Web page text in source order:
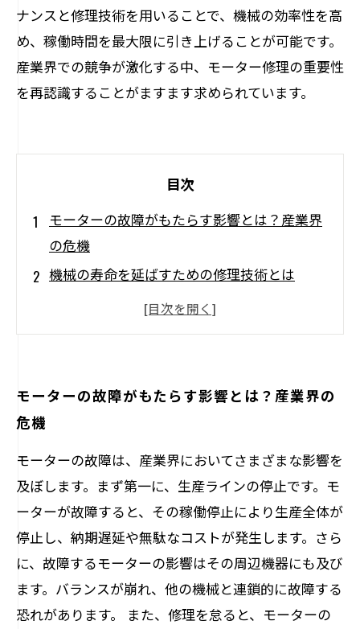
ナンスと修理技術を用いることで、機械の効率性を高
め、稼働時間を最大限に引き上げることが可能です。
産業界での競争が激化する中、モーター修理の重要性
を再認識することがますます求められています。
目次
モーターの故障がもたらす影響とは？産業界
の危機
機械の寿命を延ばすための修理技術とは
モーター修理のプロセス：重要なステップと
注意点
競争激化の中で再認識されるモーター修理の
未来に向けた機械管理：モーター修理の新た
な展望
モーターの故障がもたらす影響とは？産業界の
危機
モーターの故障は、産業界においてさまざまな影響を
及ぼします。まず第一に、生産ラインの停止です。モ
ーターが故障すると、その稼働停止により生産全体が
停止し、納期遅延や無駄なコストが発生します。さら
に、故障するモーターの影響はその周辺機器にも及び
ます。バランスが崩れ、他の機械と連鎖的に故障する
恐れがあります。 また、修理を怠ると、モーターの